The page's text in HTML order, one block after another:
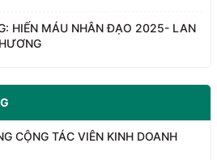
HIẾN MÁU NHÂN ĐẠO 2025- LAN
CỘNG TÁC VIÊN KINH DOANH